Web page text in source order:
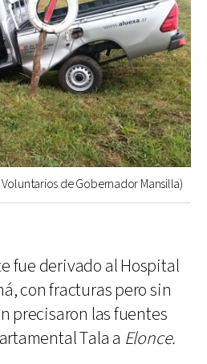
de Gobernador Mansilla)
fue derivado al Hospital
con fracturas pero sin
precisaron las fuentes
Tala a Elonce.